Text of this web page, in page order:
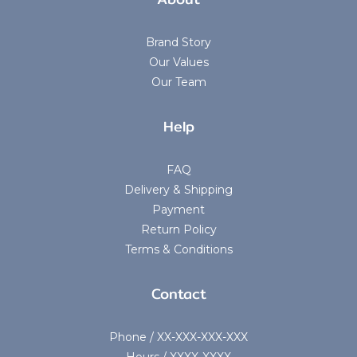
Brand Story
Our Values
Our Team
Help
FAQ
Delivery & Shipping
Payment
Return Policy
Terms & Conditions
Contact
Phone / XX-XXX-XXX-XXX